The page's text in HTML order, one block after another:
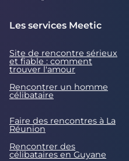
Les services Meetic
Site de rencontre sérieux
et fiable : comment
trouver l'amour
Rencontrer un homme
célibataire
Faire des rencontres à La
Réunion
Rencontrer des
célibataires en Guyane